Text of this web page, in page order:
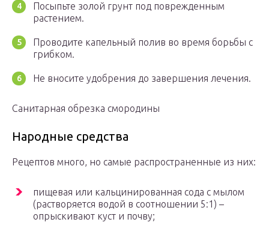
Посыпьте золой грунт под поврежденным
растением.
Проводите капельный полив во время борьбы с
грибком.
Не вносите удобрения до завершения лечения.
Санитарная обрезка смородины
Народные средства
Рецептов много, но самые распространенные из них:
пищевая или кальцинированная сода с мылом
(растворяется водой в соотношении 5:1) –
опрыскивают куст и почву;